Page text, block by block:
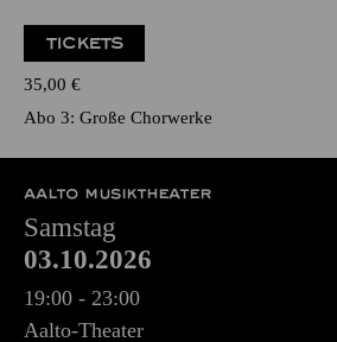
TICKETS
35,00 €
Abo 3: Große Chorwerke
AALTO MUSIKTHEATER
Samstag
03.10.2026
19:00 - 23:00
Aalto-Theater